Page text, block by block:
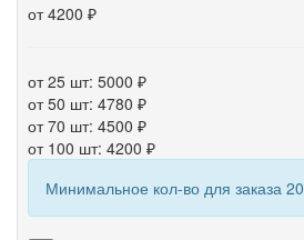
от 4200 ₽
от 25 шт: 5000 ₽
от 50 шт: 4780 ₽
от 70 шт: 4500 ₽
от 100 шт: 4200 ₽
Минимальное кол-во для заказа 20